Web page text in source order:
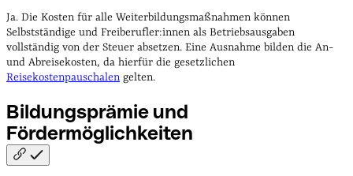
Ja. Die Kosten für alle Weiterbildungsmaßnahmen können
Selbstständige und Freiberufler:innen als Betriebsausgaben
vollständig von der Steuer absetzen. Eine Ausnahme bilden die An-
und Abreisekosten, da hierfür die gesetzlichen
Reisekostenpauschalen gelten.
Bildungsprämie und
Fördermöglichkeiten